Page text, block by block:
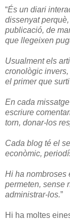
“És un diari
dissenyat
publicació, de
que llegeixen
Usualment els
cronològic
el primer que
En cada
escriure
torn, donar-los
Cada blog té el
econòmic,
Hi ha nombroses
permeten, sense
administrar-los.”
Hi ha moltes